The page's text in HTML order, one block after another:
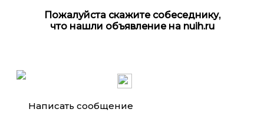
Ремонт гидранасоса гидромотора.
Пожалуйста скажите собеседнику,
что нашли объявление на nuih.ru
Написать сообщение